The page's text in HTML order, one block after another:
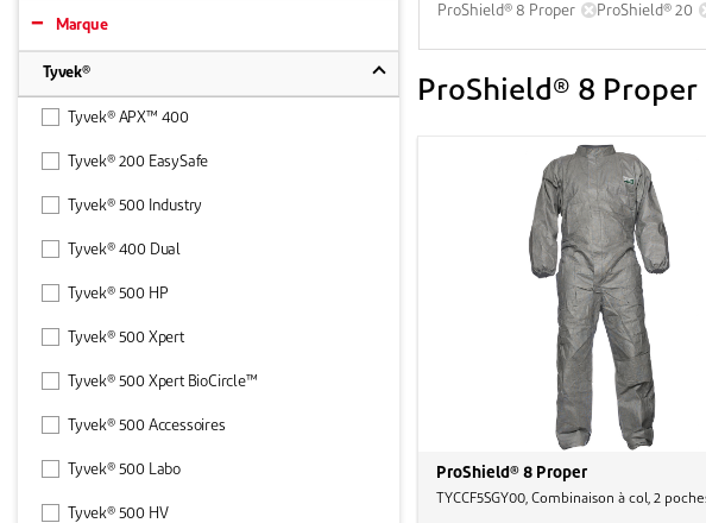
Marque
Tyvek®
Tyvek® APX™ 400
Tyvek® 200 EasySafe
Tyvek® 500 Industry
Tyvek® 400 Dual
Tyvek® 500 HP
Tyvek® 500 Xpert
Tyvek® 500 Xpert BioCircle™
Tyvek® 500 Accessoires
Tyvek® 500 Labo
Tyvek® 500 HV
ProShield® 8 Proper ProShield® 20
ProShield® 8 Proper
ProShield® 8 Proper
TYCCF5SGY00, Combinaison à col, 2